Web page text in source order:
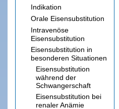
Indikation
Orale Eisensubstitution
Intravenöse
Eisensubstitution
Eisensubstitution in
besonderen Situationen
Eisensubstitution
während der
Schwangerschaft
Eisensubstitution bei
renaler Anämie